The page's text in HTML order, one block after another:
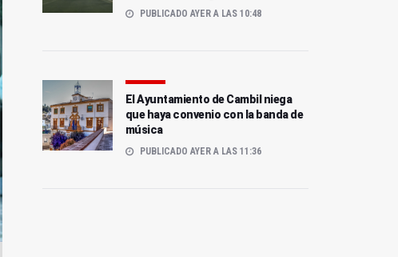
PUBLICADO AYER A LAS 10:48
El Ayuntamiento de Cambil niega
que haya convenio con la banda de
música
PUBLICADO AYER A LAS 11:36